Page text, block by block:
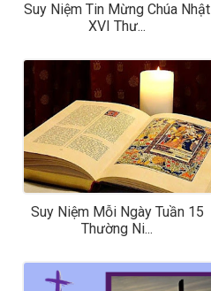
Suy Niệm Tin Mừng Chúa Nhật
XVI Thư...
Suy Niệm Mỗi Ngày Tuần 15
Thường Ni...